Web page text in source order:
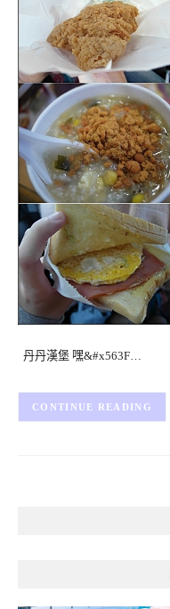
丹丹漢堡 嘿&#x563F…
CONTINUE READING